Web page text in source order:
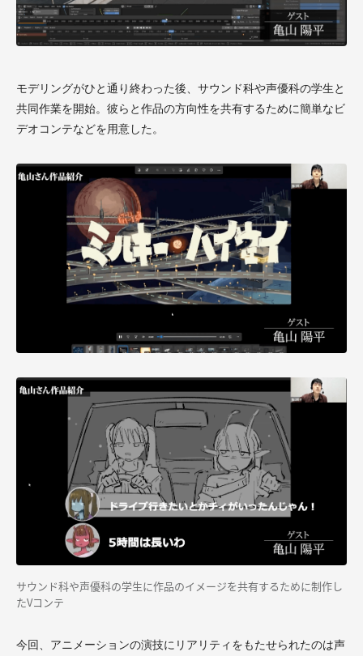
モデリングがひと通り終わった後、サウンド科や声優科の学生と
共同作業を開始。彼らと作品の方向性を共有するために簡単なビ
デオコンテなどを用意した。
サウンド科や声優科の学生に作品のイメージを共有するために制作し
たVコンテ
今回、アニメーションの演技にリアリティをもたせられたのは声